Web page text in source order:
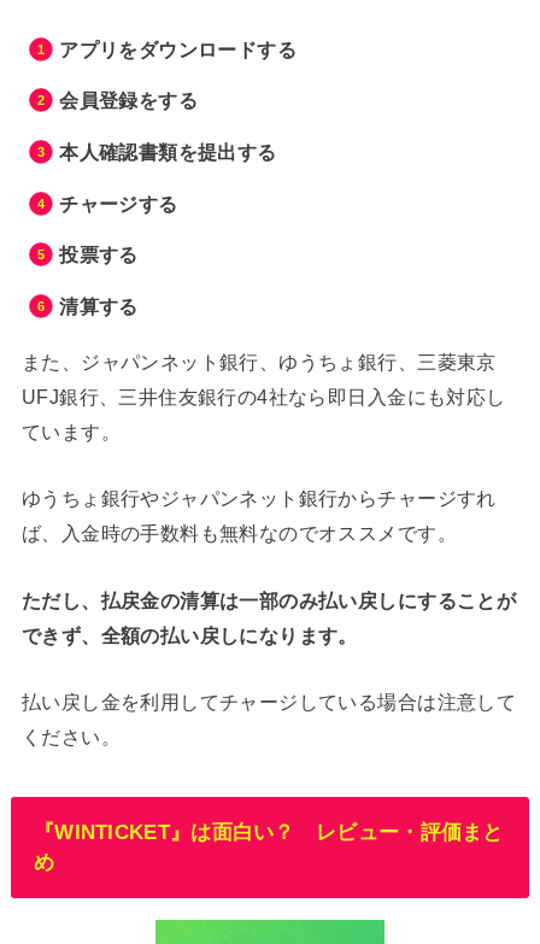
アプリをダウンロードする
会員登録をする
本人確認書類を提出する
チャージする
投票する
清算する
また、ジャパンネット銀行、ゆうちょ銀行、三菱東京
UFJ銀行、三井住友銀行の4社なら即日入金にも対応し
ています。
ゆうちょ銀行やジャパンネット銀行からチャージすれ
ば、入金時の手数料も無料なのでオススメです。
ただし、払戻金の清算は一部のみ払い戻しにすることが
できず、全額の払い戻しになります。
払い戻し金を利用してチャージしている場合は注意して
ください。
『WINTICKET』は面白い？ レビュー・評価まと
め